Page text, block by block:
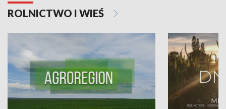
ROLNICTWO I WIEŚ